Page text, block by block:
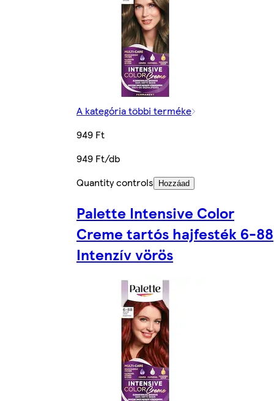
A kategória többi terméke
949 Ft
949 Ft/db
Quantity controls
Hozzáad
Palette Intensive Color
Creme tartós hajfesték 6-88
Intenzív vörös